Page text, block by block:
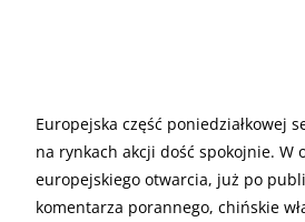
Europejska część poniedziałkowej
na rynkach akcji dość spokojnie. W
europejskiego otwarcia, już po
komentarza porannego, chińskie